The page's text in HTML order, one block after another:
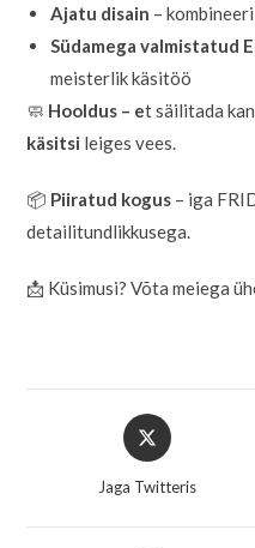
Ajatu disain –
Südamega valmistatud
meisterlik käsitöö
🧼 Hooldus – et säilitada
käsitsi leiges vees.
📦 Piiratud kogus – iga
detailitundlikkusega.
📩 Küsimusi? Võta meiega
Jaga Twitteris